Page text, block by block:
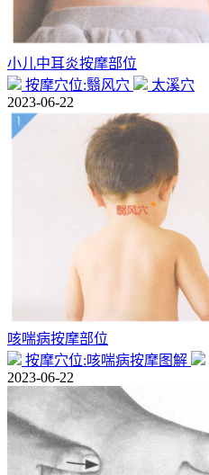
小儿中耳炎按摩部位
按摩穴位:翳风穴
太溪穴
2023-06-22
咳喘病按摩部位
按摩穴位:咳喘病按摩图解
2023-06-22